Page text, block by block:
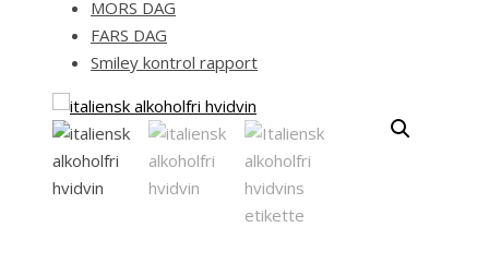
MORS DAG
FARS DAG
Smiley kontrol rapport